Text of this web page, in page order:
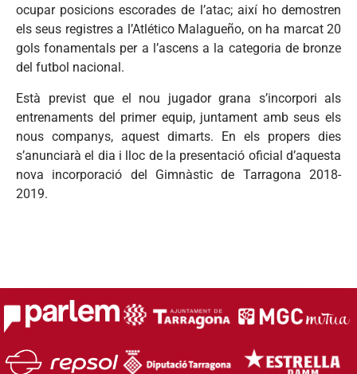
ocupar posicions escorades de l’atac; així ho demostren
els seus registres a l’Atlético Malagueño, on ha marcat 20
gols fonamentals per a l’ascens a la categoria de bronze
del futbol nacional.
Està previst que el nou jugador grana s’incorpori als
entrenaments del primer equip, juntament amb seus els
nous companys, aquest dimarts. En els propers dies
s’anunciarà el dia i lloc de la presentació oficial d’aquesta
nova incorporació del Gimnàstic de Tarragona 2018-
2019.